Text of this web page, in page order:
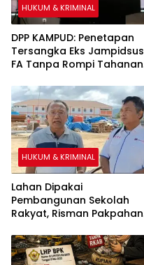
HUKUM & KRIMINAL
DPP KAMPUD: Penetapan
Tersangka Eks Jampidsus
FA Tanpa Rompi Tahanan
Khusus
HUKUM & KRIMINAL
Lahan Dipakai
Pembangunan Sekolah
Rakyat, Risman Pakpahan
Rugi Ke Kemensos RI